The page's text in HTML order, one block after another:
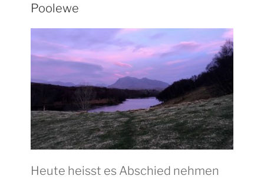
Poolewe
Heute heisst es Abschied nehmen